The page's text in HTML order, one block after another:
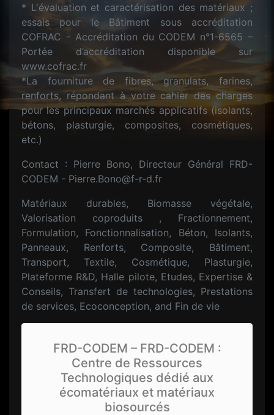
* L'évaluation et caractérisation des matériaux ;
essais pour le Bâtiment sous accréditation
COFRAC - Accréditation du CODEM n°1-6565 –
Portée d’accréditation disponible sur
www.cofrac.fr
*La fourniture de fibres, granulats, farines,
renforts, répondant à votre cahier des charges
pour les principaux marchés applicatifs (isolants,
bétons, plasturgie, composites, cosmétiques,
etc.)
Contact : Pierre Bono, Directeur Général FRD-
CODEM - Pierre.Bono@f-r-d.fr
Matériaux durables, Biomasse végétale,
Valorisation coproduits , Fractionnement,
Formulation, Fonctionnalisation, Béton, Isolants,
Panneaux, Renforts, Composite, Bâtiment,
Transport, Textile, Cosmétique, Plasturgie,
Plateforme R&D, Halle pilote, Etudes, Expertise &
Conseils, Transfert de technologies, Prestations
de services, Ecoconception, and Fin de vie
FRD-CODEM – FRD-CODEM :
Centre de Ressources
Technologiques dédié aux
écomatériaux et matériaux
biosourcés